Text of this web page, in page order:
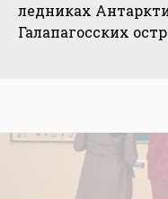
ледниках
Галапагосских